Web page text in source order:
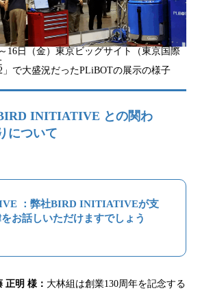
16日（金）東京ビッグサイト（東京国際
」で大盛況だったPLiBOTの展示の様子
INITIATIVE との関わ
について
：弊社BIRD INITIATIVEが支
お話しいただけますでしょう
明 様： 大林組は創業130周年を記念する